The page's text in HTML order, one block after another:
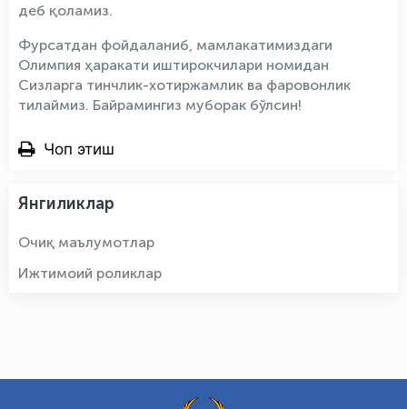
деб қоламиз.
Фурсатдан фойдаланиб, мамлакатимиздаги
Олимпия ҳаракати иштирокчилари номидан
Сизларга тинчлик-хотиржамлик ва фаровонлик
тилаймиз. Байрамингиз муборак бўлсин!
Чоп этиш
Янгиликлар
Очиқ маълумотлар
Ижтимоий роликлар